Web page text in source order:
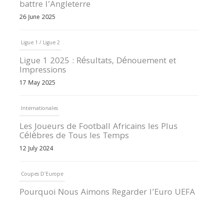
battre l’Angleterre
26 June 2025
Ligue 1 / Ligue 2
Ligue 1 2025 : Résultats, Dénouement et
Impressions
17 May 2025
Internationales
Les Joueurs de Football Africains les Plus
Célèbres de Tous les Temps
12 July 2024
Coupes D'Europe
Pourquoi Nous Aimons Regarder l’Euro UEFA